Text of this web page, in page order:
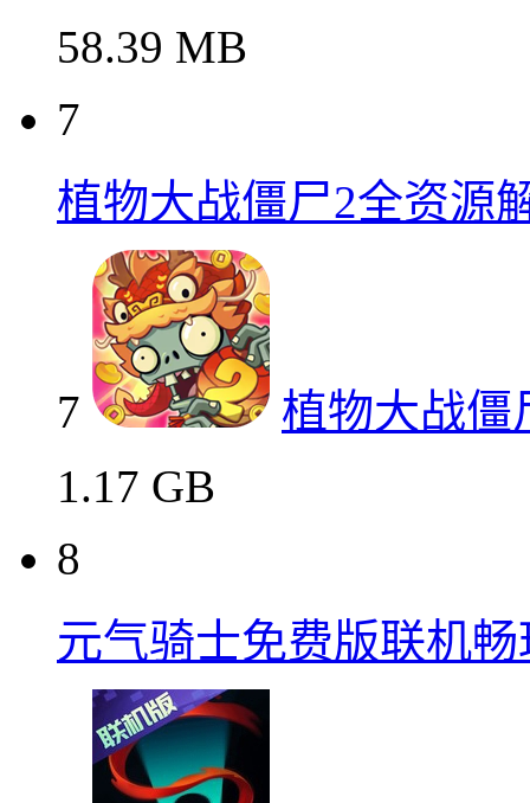
58.39 MB
7
植物大战僵尸2全资源
7
植物大战僵
1.17 GB
8
元气骑士免费版联机